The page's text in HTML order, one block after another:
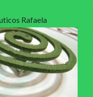
Rafaela